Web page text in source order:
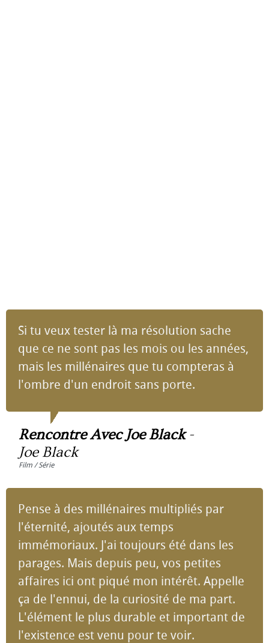
Si tu veux tester là ma résolution sache
que ce ne sont pas les mois ou les années,
mais les millénaires que tu compteras à
l'ombre d'un endroit sans porte.
Rencontre Avec Joe Black-
Joe Black
Film / Série
Pense à des millénaires multipliés par
l'éternité, ajoutés aux temps
immémoriaux. J'ai toujours été dans les
parages. Mais depuis peu, vos petites
affaires ici ont piqué mon intérêt. Appelle
ça de l'ennui, de la curiosité de ma part.
L'élément le plus durable et important de
l'existence est venu pour te voir.